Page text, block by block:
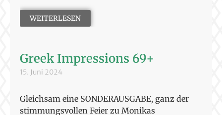
WEITERLESEN
Greek Impressions 69+
15. Juni 2024
Gleichsam eine SONDERAUSGABE, ganz der
stimmungsvollen Feier zu Monikas